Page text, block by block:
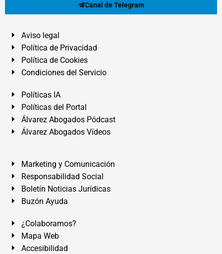
Canal de Telegram
Aviso legal
Política de Privacidad
Política de Cookies
Condiciones del Servicio
Políticas IA
Políticas del Portal
Álvarez Abogados Pódcast
Álvarez Abogados Vídeos
Marketing y Comunicación
Responsabilidad Social
Boletín Noticias Jurídicas
Buzón Ayuda
¿Colaboramos?
Mapa Web
Accesibilidad